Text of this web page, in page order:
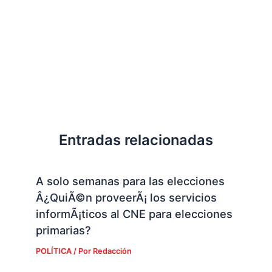
Entradas relacionadas
A solo semanas para las elecciones
Â¿QuiÃ©n proveerÃ¡ los servicios
informÃ¡ticos al CNE para elecciones
primarias?
POLÍTICA/ Por Redacción